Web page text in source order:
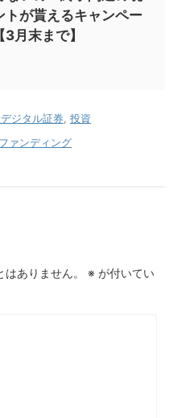
トが貰えるキャンペー
月末まで】
ジタル証券 投資
ァンディング
ありません。 ※ が付いてい